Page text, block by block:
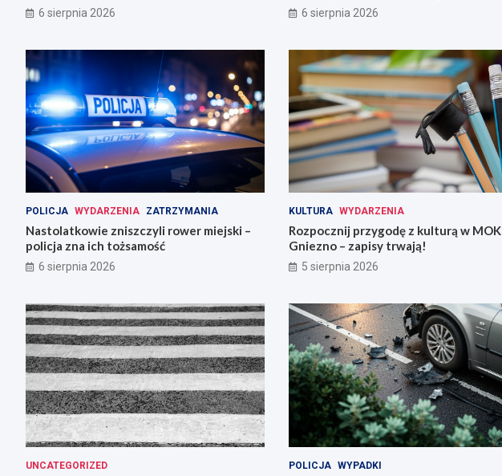
6 sierpnia 2026 6 sierpnia 2026
POLICJA WYDARZENIA ZATRZYMANIA
Nastolatkowie zniszczyli rower miejski –
policja zna ich tożsamość
6 sierpnia 2026
KULTURA WYDARZENIA
Rozpocznij przygodę z kulturą w MOK
Gniezno – zapisy trwają!
5 sierpnia 2026
UNCATEGORIZED POLICJA WYPADKI